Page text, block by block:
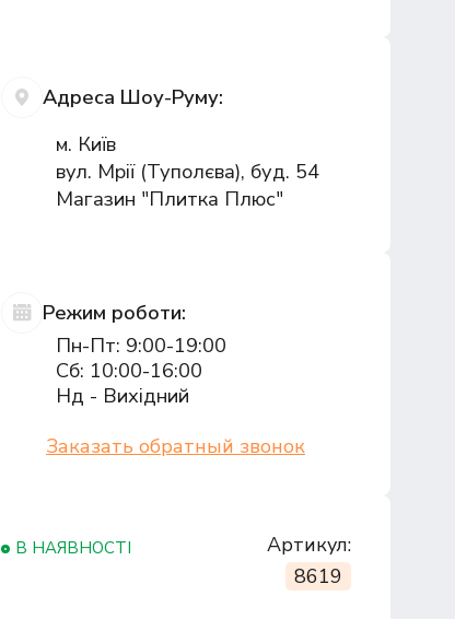
Адреса Шоу-Руму:
м. Київ
вул. Мрії (Туполєва), буд. 54
Магазин "Плитка Плюс"
Режим роботи:
Пн-Пт: 9:00-19:00
Сб: 10:00-16:00
Нд - Вихідний
Заказать обратный звонок
В НАЯВНОСТІ
Артикул:
8619